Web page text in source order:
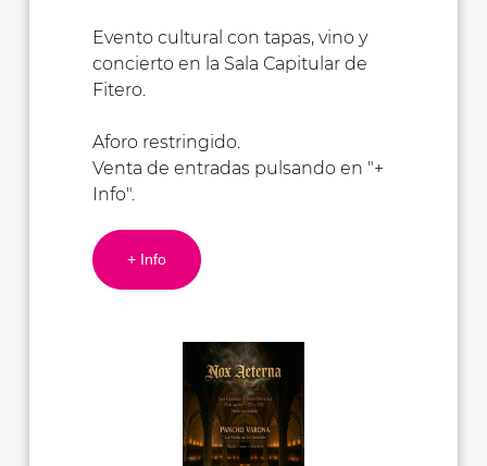
Evento cultural con tapas, vino y
concierto en la Sala Capitular de
Fitero.
Aforo restringido.
Venta de entradas pulsando en "+
Info".
+ Info